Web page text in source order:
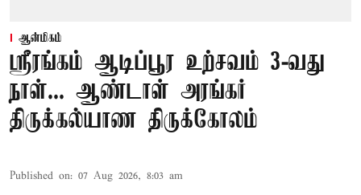
ஆன்மிகம்
ஸ்ரீரங்கம் ஆடிப்பூர உற்சவம் 3-வது
நாள்... ஆண்டாள் அரங்கர்
திருக்கல்யாண திருக்கோலம்
Published on: 07 Aug 2026, 8:03 am